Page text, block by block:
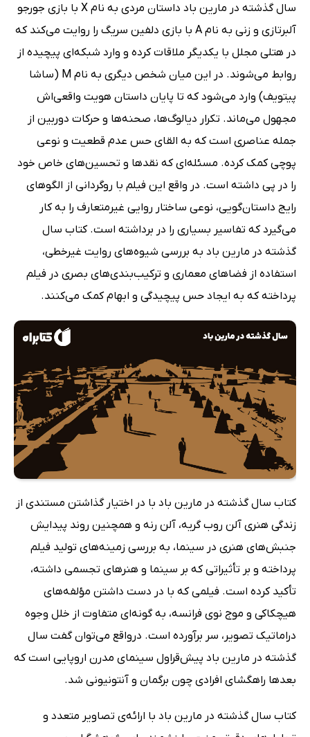
سال گذشته در مارین باد داستان مردی به نام X با بازی جورجو
آلبرتازی و زنی به نام A با بازی دلفین سریگ را روایت می‌کند که
در هتلی مجلل با یکدیگر ملاقات کرده و وارد شبکه‌ای پیچیده از
روابط می‌شوند. در این میان شخص دیگری به نام M (ساشا
پیتویف) وارد می‌شود که تا پایان داستان هویت واقعی‌اش
مجهول می‌ماند. تکرار دیالوگ‌ها، صحنه‌ها و حرکات دوربین از
جمله عناصری است که به القای حس عدم قطعیت و نوعی
پوچی کمک کرده. مسئله‌ای که نقدها و تحسین‌های خاص خود
را در پی داشته است. در واقع این فیلم با روگردانی از الگوهای
رایج داستان‌گویی، نوعی ساختار روایی غیرمتعارف را به کار
می‌گیرد که تفاسیر بسیاری را در برداشته است. کتاب سال
گذشته در مارین باد به بررسی شیوه‌های روایت غیرخطی،
استفاده از فضاهای معماری و ترکیب‌بندی‌های بصری در فیلم
پرداخته که به ایجاد حس پیچیدگی و ابهام کمک می‌کنند.
کتاب سال گذشته در مارین باد با در اختیار گذاشتن مستندی از
زندگی هنری آلن روب گریه، آلن رنه و همچنین روند پیدایش
جنبش‌های هنری در سینما، به بررسی زمینه‌های تولید فیلم
پرداخته و بر تأثیراتی که بر سینما و هنرهای تجسمی داشته،
تأکید کرده است. فیلمی که با در دست داشتن مؤلفه‌های
هیچکاکی و موج نوی فرانسه، به گونه‌ای متفاوت از خلل وجوه
دراماتیک تصویر، سر برآورده است. درواقع می‌توان گفت سال
گذشته در مارین باد پیش‌قراول سینمای مدرن اروپایی است که
بعدها راهگشای افرادی چون برگمان و آنتونیونی شد.
کتاب سال گذشته در مارین باد با ارائه‌ی تصاویر متعدد و